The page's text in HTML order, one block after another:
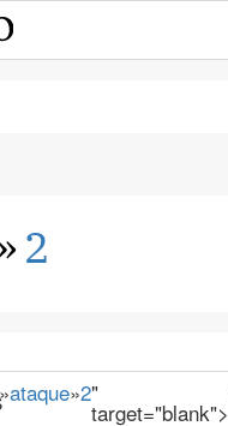
2
ataque»2"
target="blank">